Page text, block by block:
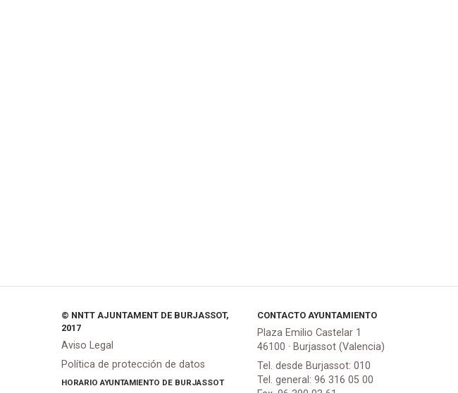
© NNTT AJUNTAMENT DE BURJASSOT,
2017
Aviso Legal
Política de protección de datos
HORARIO AYUNTAMIENTO DE BURJASSOT
CONTACTO AYUNTAMIENTO
Plaza Emilio Castelar 1
46100 · Burjassot (Valencia)
Tel. desde Burjassot: 010
Tel. general: 96 316 05 00